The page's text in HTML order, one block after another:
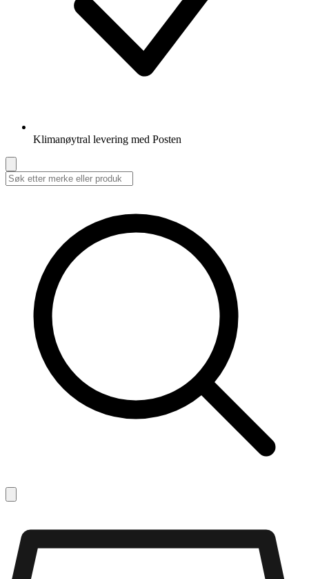
Klimanøytral levering med Posten